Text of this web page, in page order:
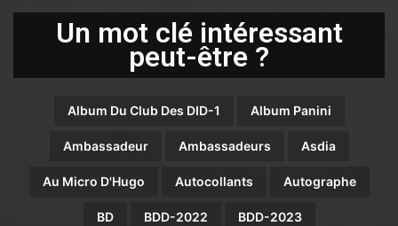
Un mot clé intéressant
peut-être ?
Album Du Club Des DID-1 Album Panini
Ambassadeur Ambassadeurs Asdia
Au Micro D'Hugo Autocollants Autographe
BD BDD-2022 BDD-2023